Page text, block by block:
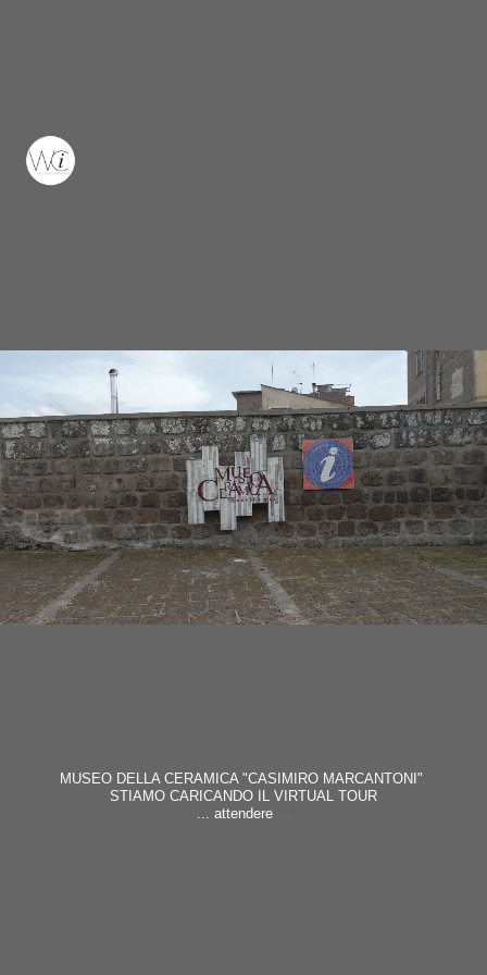
MUSEO DELLA CERAMICA "CASIMIRO MARCANTONI"
STIAMO CARICANDO IL VIRTUAL TOUR
... attendere